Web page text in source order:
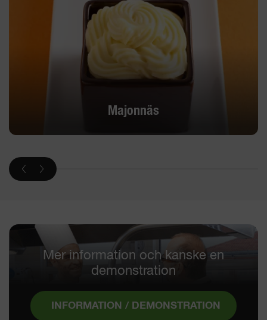
Majonnäs
Mer information och kanske en
demonstration
INFORMATION / DEMONSTRATION